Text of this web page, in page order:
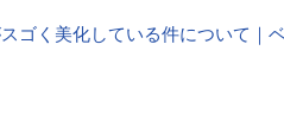
ゴく美化している件について｜